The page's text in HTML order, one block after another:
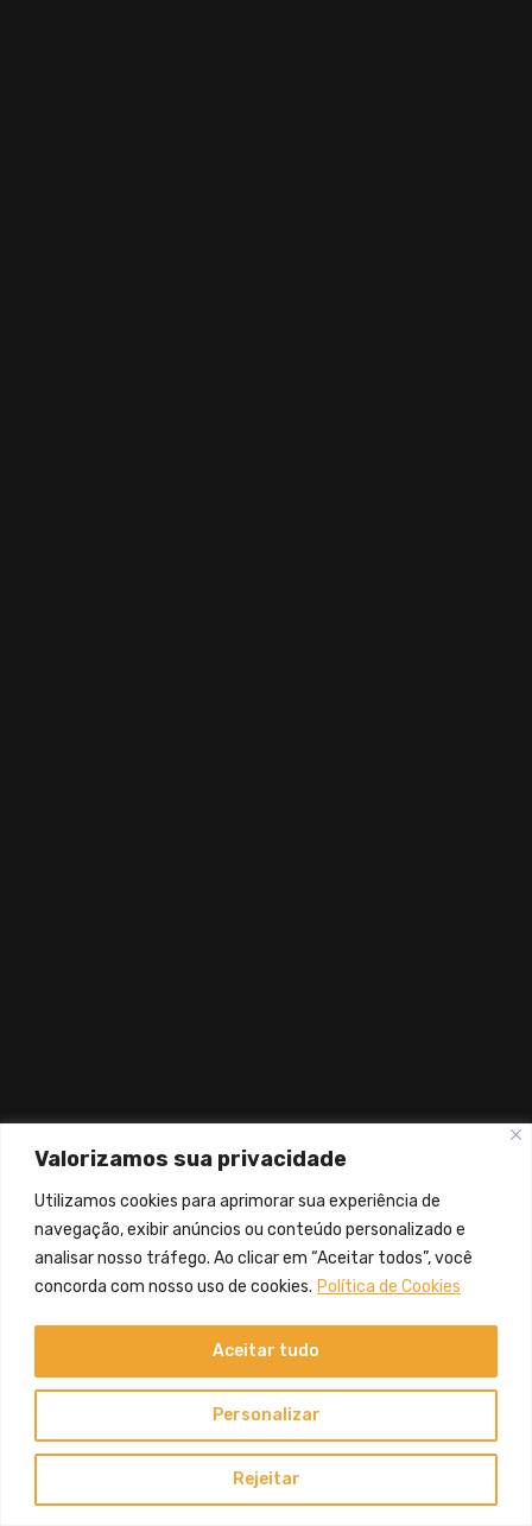
Valorizamos sua privacidade
Utilizamos cookies para aprimorar sua experiência de
navegação, exibir anúncios ou conteúdo personalizado e
analisar nosso tráfego. Ao clicar em “Aceitar todos”, você
concorda com nosso uso de cookies. Política de Cookies
Personalizar
Rejeitar
Aceitar tudo